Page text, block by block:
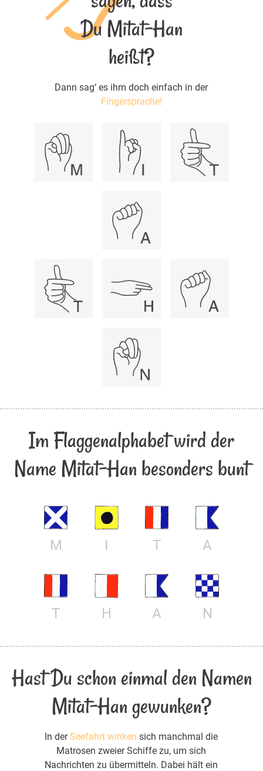
Du Mitat-Han
heißt?
Dann sag‘ es ihm doch einfach in der
Fingersprache!
Im Flaggenalphabet wird der
Name Mitat-Han besonders bunt
M I T A
T H A N
Hast Du schon einmal den Namen
Mitat-Han gewunken?
In derSeefahrt winken sich manchmal die
Matrosen zweier Schiffe zu, um sich
Nachrichten zu übermitteln. Dabei hält ein